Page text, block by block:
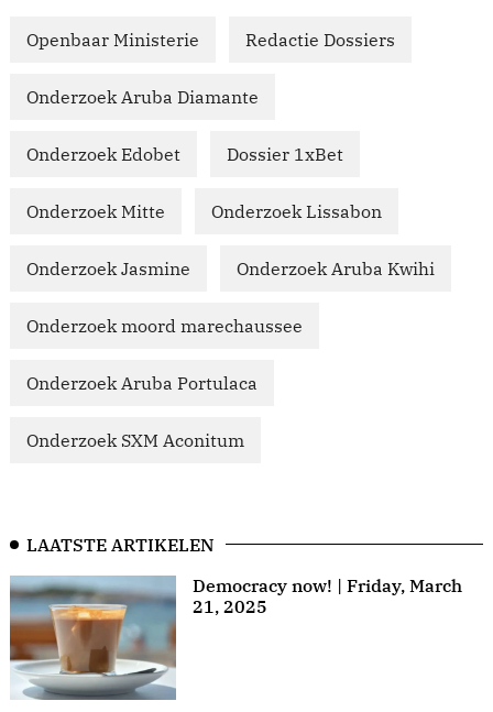
Openbaar Ministerie Redactie Dossiers
Onderzoek Aruba Diamante
Onderzoek Edobet Dossier 1xBet
Onderzoek Mitte Onderzoek Lissabon
Onderzoek Jasmine Onderzoek Aruba Kwihi
Onderzoek moord marechaussee
Onderzoek Aruba Portulaca
Onderzoek SXM Aconitum
LAATSTE ARTIKELEN
Democracy now! | Friday, March
21, 2025